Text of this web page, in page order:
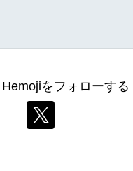
をフォローする